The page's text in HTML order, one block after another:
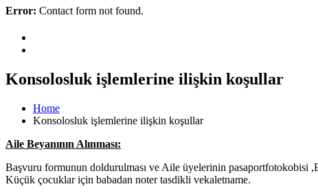
Error: Contact form not found.
Konsolosluk işlemlerine ilişkin koşullar
Home
Konsolosluk işlemlerine ilişkin koşullar
Aile Beyanının Alınması:
Başvuru formunun doldurulması ve Aile üyelerinin
Küçük çocuklar için babadan noter tasdikli vekaletname.